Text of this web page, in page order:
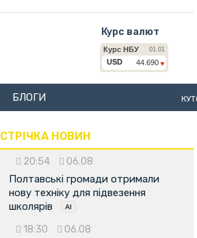
Курс валют
БЛОГИ
СТРІЧКА НОВИН
20:54 06.08
Полтавські громади отримали
нову техніку для підвезення
школярів
18:30 06.08